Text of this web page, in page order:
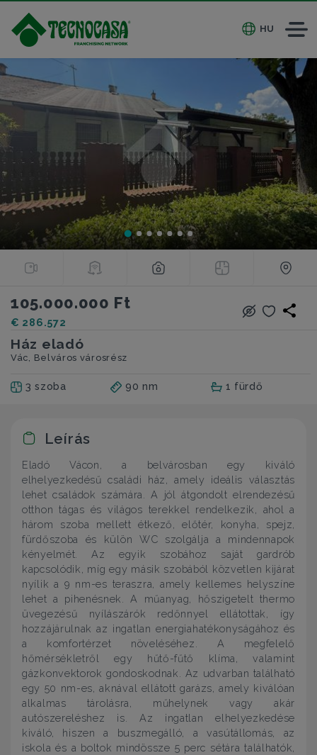
HU
105.000.000 Ft
€ 286.572
Ház eladó
Vác, Belváros városrész
3 szoba 90 nm 1 fürdő
Leírás
Eladó Vácon, a belvárosban egy kiváló
elhelyezkedésű családi ház, amely ideális választás
lehet családok számára. A jól átgondolt elrendezésű
otthon tágas és világos terekkel rendelkezik, ahol a
három szoba mellett étkező, előtér, konyha, spejz,
fürdőszoba és külön WC szolgálja a mindennapok
kényelmét. Az egyik szobához saját gardrób
kapcsolódik, míg egy másik szobából közvetlen kijárat
nyílik a 9 nm-es teraszra, amely kellemes helyszíne
lehet a pihenésnek. A műanyag, hőszigetelt thermo
üvegezésű nyílászárók redőnnyel ellátottak, így
hozzájárulnak az ingatlan energiahatékonyságához és
a komfortérzet növeléséhez. A megfelelő
hőmérsékletről egy hűtő-fűtő klíma, valamint
gázkonvektorok gondoskodnak. Az udvarban található
egy 50 nm-es, aknával ellátott garázs, amely kiválóan
alkalmas tárolásra, műhelynek vagy akár
autószereléshez is. Az ingatlan elhelyezkedése
kiváló, hiszen a buszmegálló, a vasútállomás, az
iskola és a boltok mindössze 5 perc sétára találhatók,